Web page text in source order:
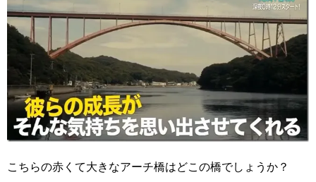
こちらの赤くて大きなアーチ橋はどこの橋でしょうか？